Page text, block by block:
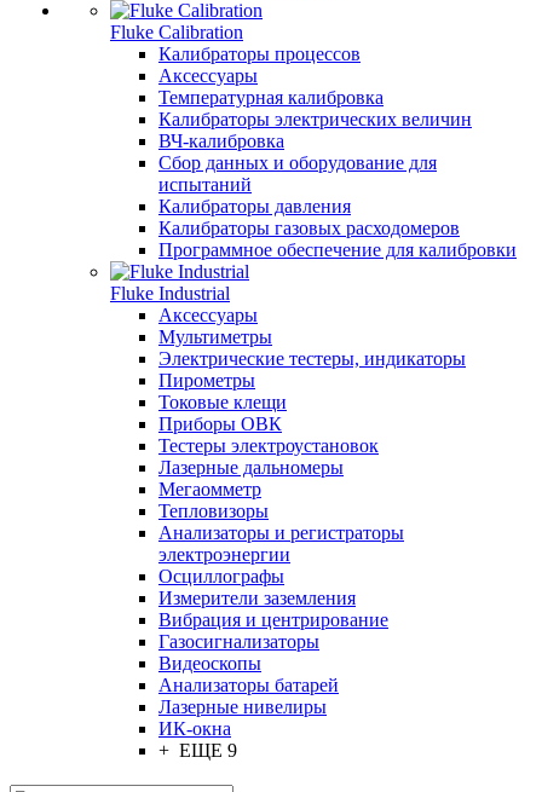
Fluke Calibration
Калибраторы процессов
Аксессуары
Температурная калибровка
Калибраторы электрических величин
ВЧ-калибровка
Сбор данных и оборудование для
испытаний
Калибраторы давления
Калибраторы газовых расходомеров
Программное обеспечение для калибровки
Fluke Industrial
Аксессуары
Мультиметры
Электрические тестеры, индикаторы
Пирометры
Токовые клещи
Приборы ОВК
Тестеры электроустановок
Лазерные дальномеры
Мегаомметр
Тепловизоры
Анализаторы и регистраторы
электроэнергии
Осциллографы
Измерители заземления
Вибрация и центрирование
Газосигнализаторы
Видеоскопы
Анализаторы батарей
Лазерные нивелиры
ИК-окна
+ ЕЩЕ 9